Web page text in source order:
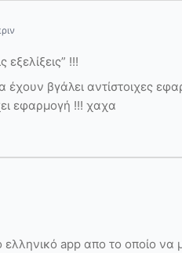
εξελίξεις” !!!
βγάλει αντίστοιχες
εφαρμογή !!! χαχα
app απο το οποίο να